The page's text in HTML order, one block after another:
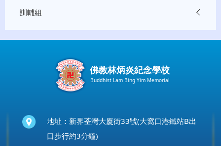
訓輔組
佛教林炳炎紀念學校
Buddhist Lam Bing Yim Memorial
地址：新界荃灣大廈街33號(大窩口港鐵站B出
口步行約3分鐘)